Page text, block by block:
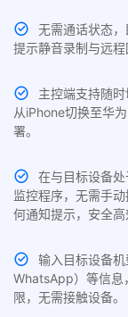
无需通话状态
提示静音录制与远程
主控端支持随
从iPhone切换至华
署。
在与目标设备
监控程序，无需手
何通知提示，安全高
输入目标设备机
WhatsApp）等信息
限，无需接触设备。